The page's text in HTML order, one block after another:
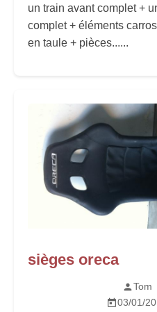
un train avant complet +
complet + éléments
en taule + pièces......
sièges oreca
Tom
03/01/